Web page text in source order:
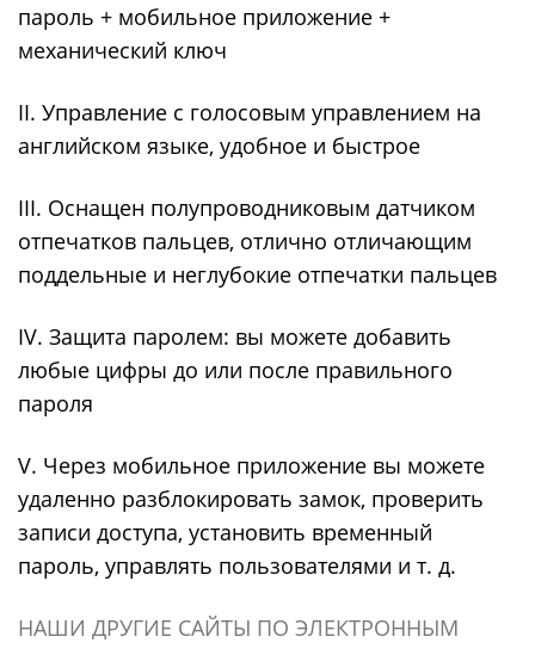
пароль + мобильное приложение +
механический ключ
II. Управление с голосовым управлением на
английском языке, удобное и быстрое
III. Оснащен полупроводниковым датчиком
отпечатков пальцев, отлично отличающим
поддельные и неглубокие отпечатки пальцев
IV. Защита паролем: вы можете добавить
любые цифры до или после правильного
пароля
V. Через мобильное приложение вы можете
удаленно разблокировать замок, проверить
записи доступа, установить временный
пароль, управлять пользователями и т. д.
НАШИ ДРУГИЕ САЙТЫ ПО ЭЛЕКТРОННЫМ